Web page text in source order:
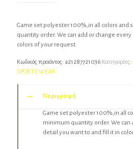
Game set polyester 100%,in all colors and
quantity order. We can add or change
colors of your request.
Κωδικός προϊόντος: a21287721036 Κατηγορίες:
SPORTS WEAR
Περιγραφή
Game set polyester 100%,in all
minimum quantity order. We can
detail you want to and fill it in